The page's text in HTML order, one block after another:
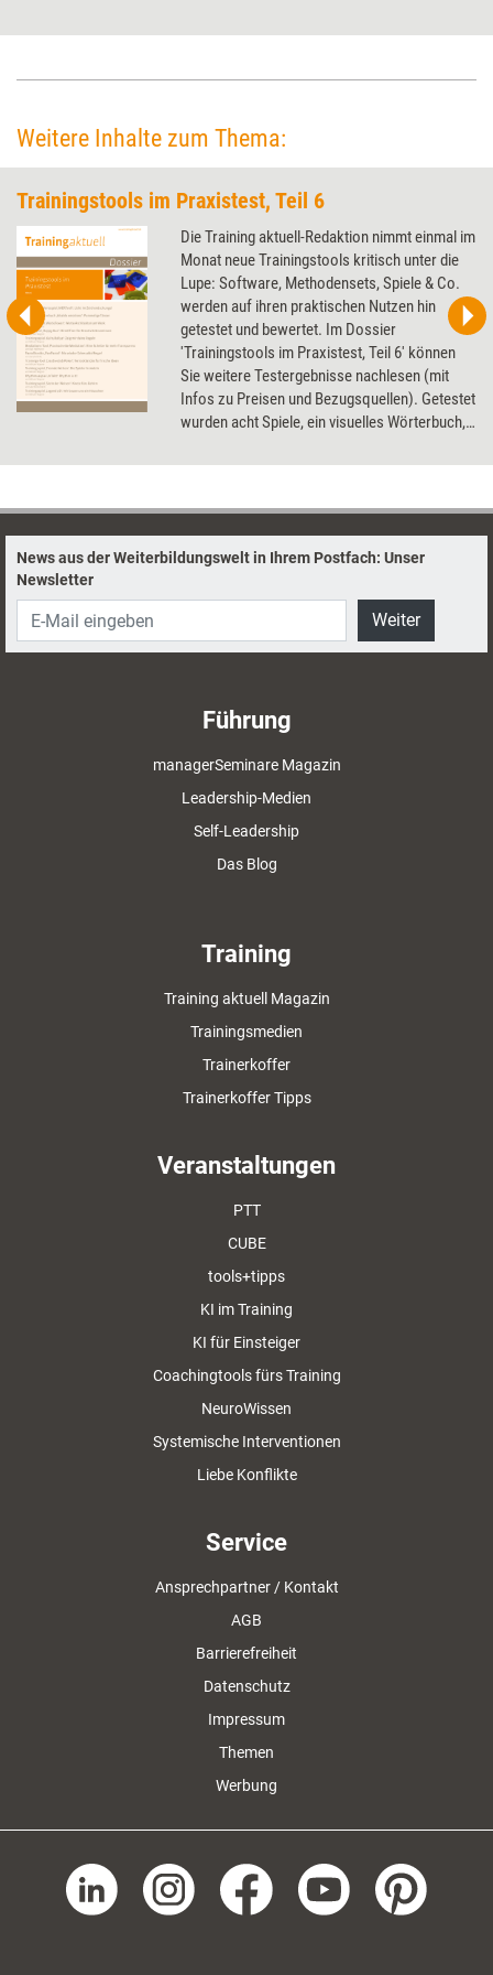
Weitere Inhalte zum Thema:
Trainingstools im Praxistest, Teil 6
Die Training aktuell-Redaktion nimmt einmal im
Monat neue Trainingstools kritisch unter die
Lupe: Software, Methodensets, Spiele & Co.
werden auf ihren praktischen Nutzen hin
getestet und bewertet. Im Dossier
'Trainingstools im Praxistest, Teil 6' können
Sie weitere Testergebnisse nachlesen (mit
Infos zu Preisen und Bezugsquellen). Getestet
wurden acht Spiele, ein visuelles Wörterbuch,
der man sich die Finger nicht(!) schmutzig
News aus der Weiterbildungswelt in Ihrem Postfach: Unser
Newsletter
Weiter
Führung
managerSeminare Magazin
Leadership-Medien
Self-Leadership
Das Blog
Training
Training aktuell Magazin
Trainingsmedien
Trainerkoffer
Trainerkoffer Tipps
Veranstaltungen
PTT
CUBE
tools+tipps
KI im Training
KI für Einsteiger
Coachingtools fürs Training
NeuroWissen
Systemische Interventionen
Liebe Konflikte
Service
Ansprechpartner / Kontakt
AGB
Barrierefreiheit
Datenschutz
Impressum
Themen
Werbung